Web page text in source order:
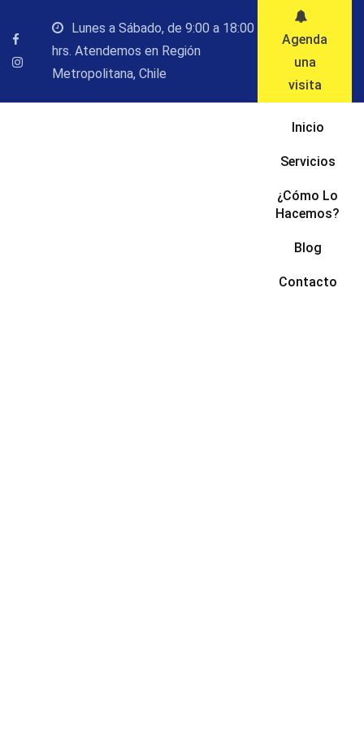
contenido
Lunes a Sábado, de 9:00 a 18:00
hrs. Atendemos en Región
Metropolitana, Chile
Agenda
una
visita
Inicio
Servicios
¿Cómo Lo
Hacemos?
Blog
Contacto